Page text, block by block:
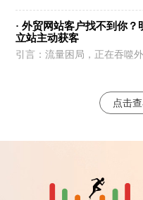
· 外贸网站客户找不到你
立站主动获客
引言：流量困局，正在吞噬
点击